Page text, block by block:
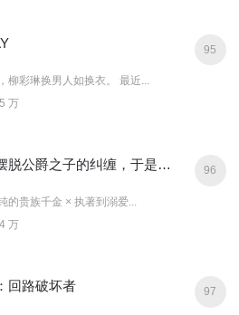
柳彩琳换男人如换衣。 最近...
万
95
似乎无法摆脱公爵之子的纠缠，于是我决定不再逃避
的贵族千金 × 执著到溺爱...
万
96
回路破坏者 97